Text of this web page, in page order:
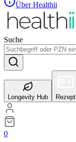
Über Healthii
Suche
Longevity Hub Rezept
0